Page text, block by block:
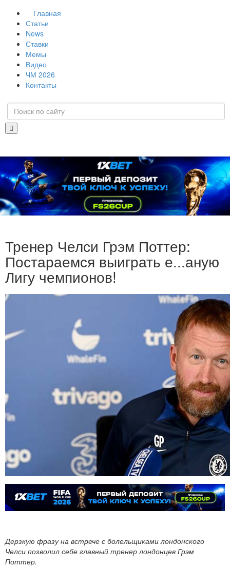
Главная
Статьи
News
Ставки
Мемы
Видео
ЧМ 2026
Контакты
Тренер Челси Грэм Поттер:
Постараемся выиграть е...аную
Лигу чемпионов!
Дерзкую фразу на встрече с болельщиками лондонского
Челси позволил себе главный тренер лондонцев Грэм
Поттер.